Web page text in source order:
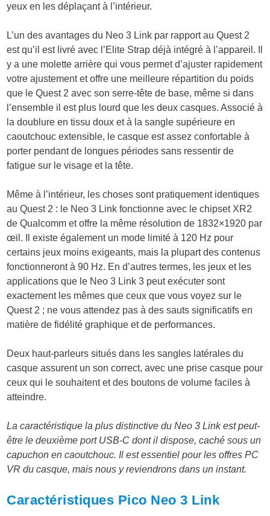
yeux en les déplaçant à l’intérieur.
L’un des avantages du Neo 3 Link par rapport au Quest 2
est qu’il est livré avec l’Elite Strap déjà intégré à l’appareil. Il
y a une molette arrière qui vous permet d’ajuster rapidement
votre ajustement et offre une meilleure répartition du poids
que le Quest 2 avec son serre-tête de base, même si dans
l’ensemble il est plus lourd que les deux casques. Associé à
la doublure en tissu doux et à la sangle supérieure en
caoutchouc extensible, le casque est assez confortable à
porter pendant de longues périodes sans ressentir de
fatigue sur le visage et la tête.
Même à l’intérieur, les choses sont pratiquement identiques
au Quest 2 : le Neo 3 Link fonctionne avec le chipset XR2
de Qualcomm et offre la même résolution de 1832×1920 par
œil. Il existe également un mode limité à 120 Hz pour
certains jeux moins exigeants, mais la plupart des contenus
fonctionneront à 90 Hz. En d’autres termes, les jeux et les
applications que le Neo 3 Link 3 peut exécuter sont
exactement les mêmes que ceux que vous voyez sur le
Quest 2 ; ne vous attendez pas à des sauts significatifs en
matière de fidélité graphique et de performances.
Deux haut-parleurs situés dans les sangles latérales du
casque assurent un son correct, avec une prise casque pour
ceux qui le souhaitent et des boutons de volume faciles à
atteindre.
La caractéristique la plus distinctive du Neo 3 Link est peut-
être le deuxième port USB-C dont il dispose, caché sous un
capuchon en caoutchouc. Il est essentiel pour les offres PC
VR du casque, mais nous y reviendrons dans un instant.
Caractéristiques Pico Neo 3 Link